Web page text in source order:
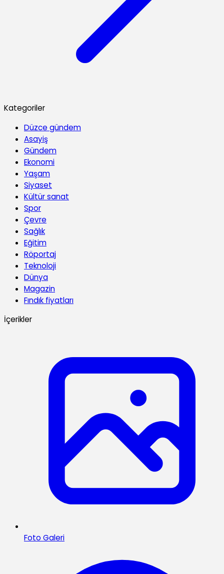
Kategoriler
Düzce gündem
Asayiş
Gündem
Ekonomi
Yaşam
Siyaset
Kültür sanat
Spor
Çevre
Sağlık
Eğitim
Röportaj
Teknoloji
Dünya
Magazin
Fındık fiyatları
İçerikler
Foto Galeri